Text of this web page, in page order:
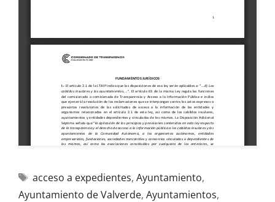
acceso a expedientes, Ayuntamiento,
Ayuntamiento de Valverde, Ayuntamientos,